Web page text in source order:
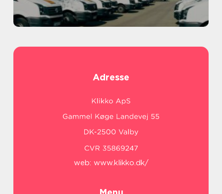
Adresse
web: www.klikko.dk/